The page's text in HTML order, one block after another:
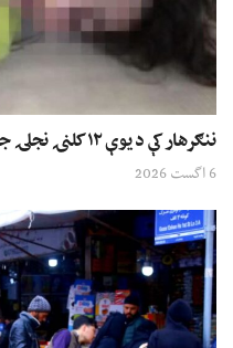
ننګرهار کې د یوې ۱۲ کلنۍ نجلۍ جسد موندل شوی
6 اگست 2026